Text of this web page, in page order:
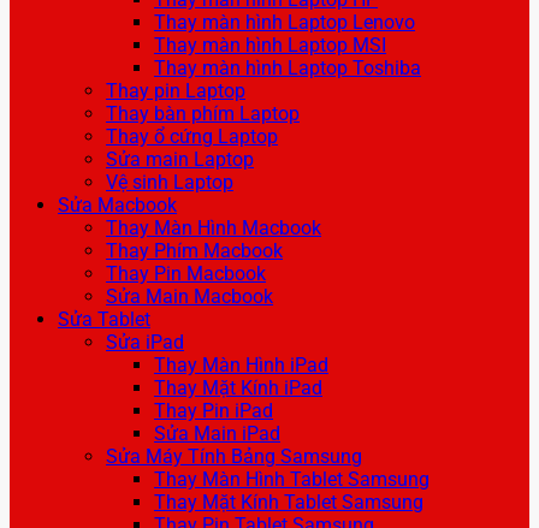
Thay màn hình Laptop Lenovo
Thay màn hình Laptop MSI
Thay màn hình Laptop Toshiba
Thay pin Laptop
Thay bàn phím Laptop
Thay ổ cứng Laptop
Sửa main Laptop
Vệ sinh Laptop
Sửa Macbook
Thay Màn Hình Macbook
Thay Phím Macbook
Thay Pin Macbook
Sửa Main Macbook
Sửa Tablet
Sửa iPad
Thay Màn Hình iPad
Thay Mặt Kính iPad
Thay Pin iPad
Sửa Main iPad
Sửa Máy Tính Bảng Samsung
Thay Màn Hình Tablet Samsung
Thay Mặt Kính Tablet Samsung